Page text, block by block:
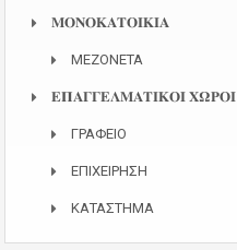
𝚳𝚶𝚴𝚶𝚱𝚨𝚻𝚶𝚰𝚱𝚰𝚨
ΜΕΖΟΝΕΤΑ
𝚬𝚷𝚨𝚪𝚪𝚬𝚲𝚳𝚨𝚻𝚰𝚱𝚶𝚰 𝚾𝛀𝚸𝚶𝚰
ΓΡΑΦΕΙΟ
ΕΠΙΧΕΙΡΗΣΗ
ΚΑΤΑΣΤΗΜΑ